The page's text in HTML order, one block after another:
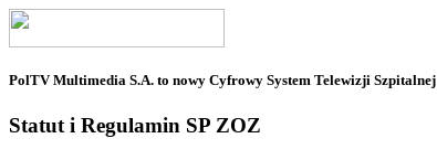
PolTV Multimedia S.A. to nowy Cyfrowy System Telewizji Szpitalnej
Statut i Regulamin SP ZOZ